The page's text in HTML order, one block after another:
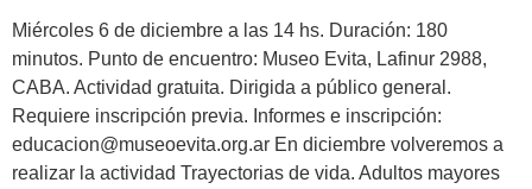
Miércoles 6 de diciembre a las 14 hs. Duración: 180
minutos. Punto de encuentro: Museo Evita, Lafinur 2988,
CABA. Actividad gratuita. Dirigida a público general.
Requiere inscripción previa. Informes e inscripción:
educacion@museoevita.org.ar En diciembre volveremos a
realizar la actividad Trayectorias de vida. Adultos mayores